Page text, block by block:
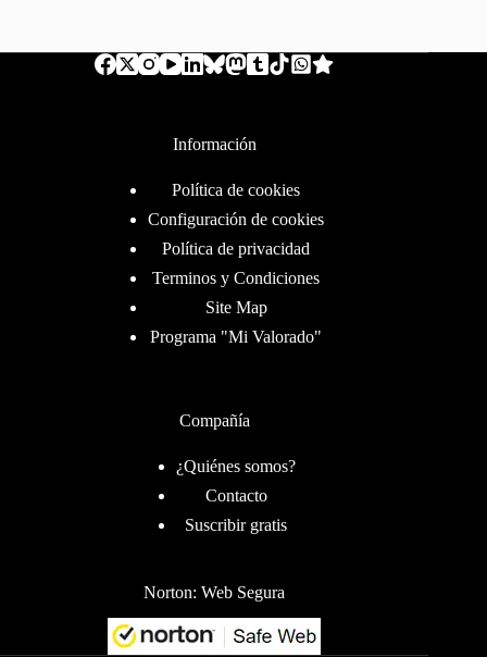
Información
Política de cookies
Configuración de cookies
Política de privacidad
Terminos y Condiciones
Site Map
Programa "Mi Valorado"
Compañía
¿Quiénes somos?
Contacto
Suscribir gratis
Norton: Web Segura